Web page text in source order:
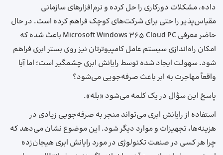
داده، مشکلات دورکاری را حل کرده و نرم‌افزارهای سازمانی
مقیاس‌پذیر را حتی برای شرکت‌های کوچک فراهم کرده است. در حال
حاضر معرفی Microsoft Windows 365 Cloud PC باعث شده که
امکان راه‌اندازی سیستم‌ عامل کامپیوترتان نیز روی بستر ابری فراهم
شود. سهولت ایجاد شده توسط رایانش ابری چشمگیر است؛ اما آیا
واقعاً مهاجرت به ابر باعث صرفه‌جویی می‌شود؟
پاسخ این سؤال در یک کلمه می‌شود «بله».
استفاده از رایانش ابری می‌تواند منجر به صرفه‌جویی زیادی در
هزینه‌ها، تجهیزات و موارد دیگر شود. این موضوع نشان می‌دهد که
چرا هر کسی در صنعت تکنولوژی در مورد رایانش ابری هیجان‌زده